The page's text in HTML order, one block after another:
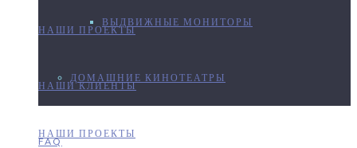
НАШИ ПРОЕКТЫ
НАШИ КЛИЕНТЫ
FAQ
ВЫДВИЖНЫЕ МОНИТОРЫ
ДОМАШНИЕ КИНОТЕАТРЫ
НАШИ ПРОЕКТЫ